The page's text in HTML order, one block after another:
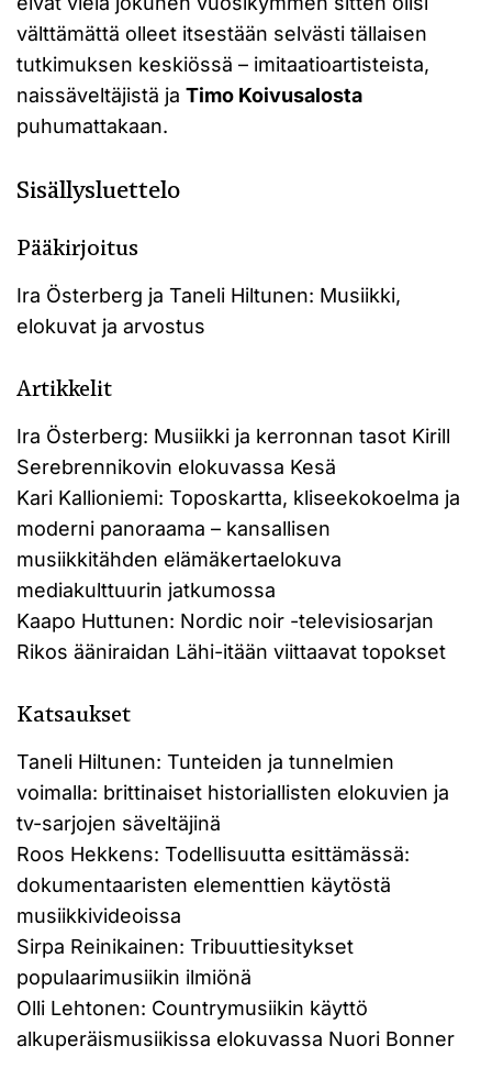
välttämättä olleet itsestään selvästi tällaisen
tutkimuksen keskiössä – imitaatioartisteista,
naissäveltäjistä ja Timo Koivusalosta
puhumattakaan.
Sisällysluettelo
Pääkirjoitus
Ira Österberg ja Taneli Hiltunen: Musiikki,
elokuvat ja arvostus
Artikkelit
Ira Österberg: Musiikki ja kerronnan tasot Kirill
Serebrennikovin elokuvassa Kesä
Kari Kallioniemi: Toposkartta, kliseekokoelma ja
moderni panoraama – kansallisen
musiikkitähden elämäkertaelokuva
mediakulttuurin jatkumossa
Kaapo Huttunen: Nordic noir -televisiosarjan
Rikos ääniraidan Lähi-itään viittaavat topokset
Katsaukset
Taneli Hiltunen: Tunteiden ja tunnelmien
voimalla: brittinaiset historiallisten elokuvien ja
tv-sarjojen säveltäjinä
Roos Hekkens: Todellisuutta esittämässä:
dokumentaaristen elementtien käytöstä
musiikkivideoissa
Sirpa Reinikainen: Tribuuttiesitykset
populaarimusiikin ilmiönä
Olli Lehtonen: Countrymusiikin käyttö
alkuperäismusiikissa elokuvassa Nuori Bonner